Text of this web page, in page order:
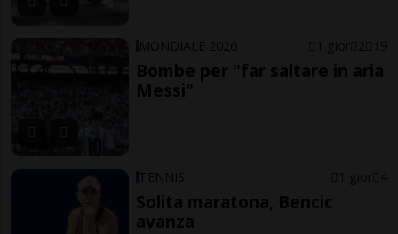
MONDIALE 2026 1 gior 2 19
Bombe per "far saltare in aria
Messi"
TENNIS 1 gior 4
Solita maratona, Bencic
avanza